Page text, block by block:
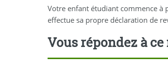
Votre enfant étudiant commence à
effectue sa propre déclaration de
Vous répondez à ce